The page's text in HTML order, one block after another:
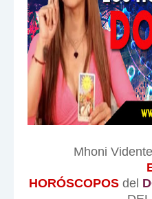
Mhoni
HORÓSCOPOSdel